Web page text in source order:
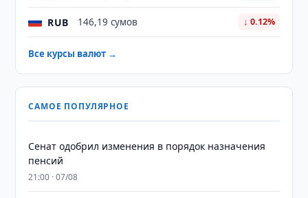
RUB 146,19 сумов ↓ 0.12%
Все курсы валют →
САМОЕ ПОПУЛЯРНОЕ
Сенат одобрил изменения в порядок назначения
пенсий
21:00 · 07/08